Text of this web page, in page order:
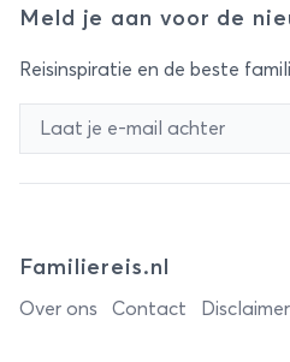
Meld je aan voor de
Reisinspiratie en de beste
Familiereis.nl
Over ons Contact Disclaimer